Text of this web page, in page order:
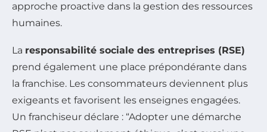
approche proactive dans la gestion des ressources
humaines.
La responsabilité sociale des entreprises (RSE)
prend également une place prépondérante dans
la franchise. Les consommateurs deviennent plus
exigeants et favorisent les enseignes engagées.
Un franchiseur déclare : “Adopter une démarche